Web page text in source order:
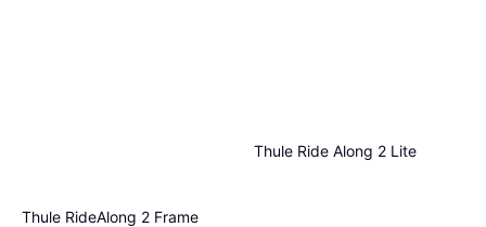
Thule RideAlong 2 Frame
Thule Ride Along 2 Lite